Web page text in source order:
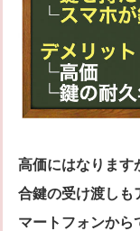
高価にはなります
合鍵の受け渡しも
マートフォンから